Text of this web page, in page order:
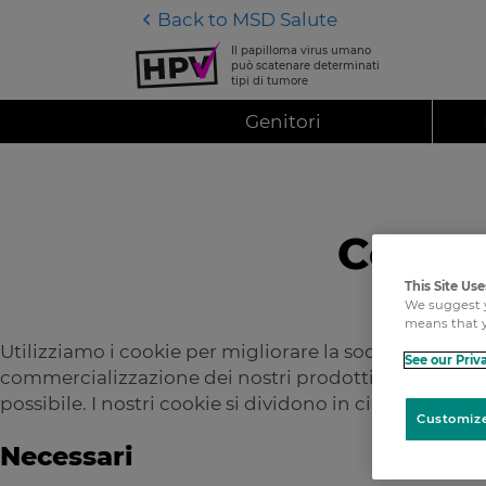
Il papilloma virus umano
può scatenare determinati
tipi di tumore
Back to MSD Salute
Main navigation
Genitori
Paragraphs
Utilizziamo i cookie per migliorare la soddisfazione
commercializzazione dei nostri prodotti.
possibile. I nostri cookie si dividono in cinque
Necessari
This Site
We suggest
means that
See our